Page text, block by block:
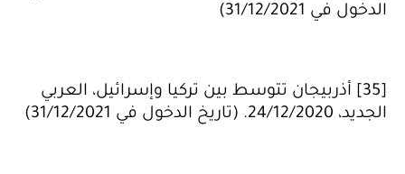
الدخول في 31/12/2021)
[35] أذربيجان تتوسط بين تركيا وإسرائيل، العربي
الجديد، 24/12/2020. (تاريخ الدخول في 31/12/2021)